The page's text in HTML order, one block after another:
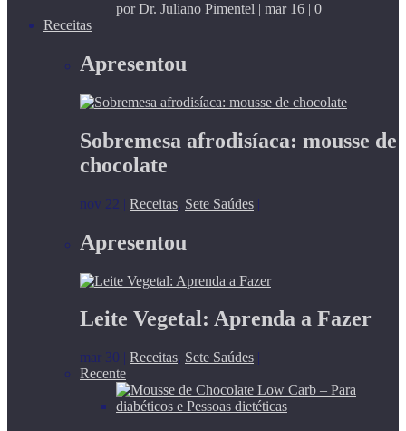
porDr. Juliano Pimentel | mar 16 | 0
Receitas
Apresentou
Sobremesa afrodisíaca: mousse de
chocolate
nov 22 | Receitas, Sete Saúdes |
Apresentou
Leite Vegetal: Aprenda a Fazer
mar 30 | Receitas, Sete Saúdes |
Recente